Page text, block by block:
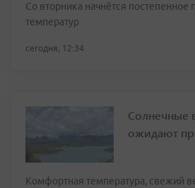
Со вторника начнётся
температур
сегодня, 12:34
Солнечные
ожидают
Комфортная температура, свежий